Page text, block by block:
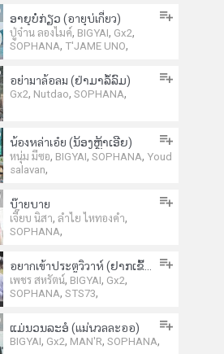
ອາຍຸບໍ່ກ່ຽວ (อายุบ่เกี่ยว)
ปู่จ๋าน ลองไมค์, BIGYAI, Gx2,
SOPHANA, T'JAME UNO,
อย่ามาล้อลม (ຢ່າມາລໍ້ລົມ)
Gx2, Nutdao, SOPHANA,
น้องหล่าเอ๋ย (ນ້ອງຫຼ້າເອີຍ)
หนุ่ม มีซอ, BIGYAI, SOPHANA, Youd
salavan,
บ๊ายบาย
เจี๊ยบ นิสา, ลำไย ไหทองคำ,
SOPHANA,
เพชร สหรัตน์, BIGYAI, Gx2,
SOPHANA, STS73,
ແມ່ນວນລະອໍ (แม่นวลละออ)
BIGYAI, Gx2, MAN'R, SOPHANA,